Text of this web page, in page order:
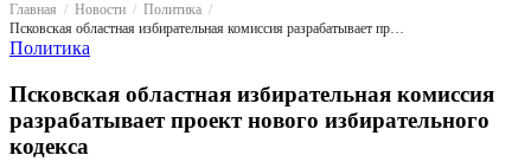
Главная Новости
Политика
Псковская областная избирательная комиссия разрабатывает проект нового избирательного кодекса
Политика
Псковская областная избирательная комиссия
разрабатывает проект нового избирательного
кодекса